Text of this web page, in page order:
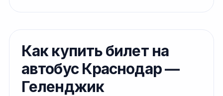
Как купить билет на
автобус Краснодар —
Геленджик